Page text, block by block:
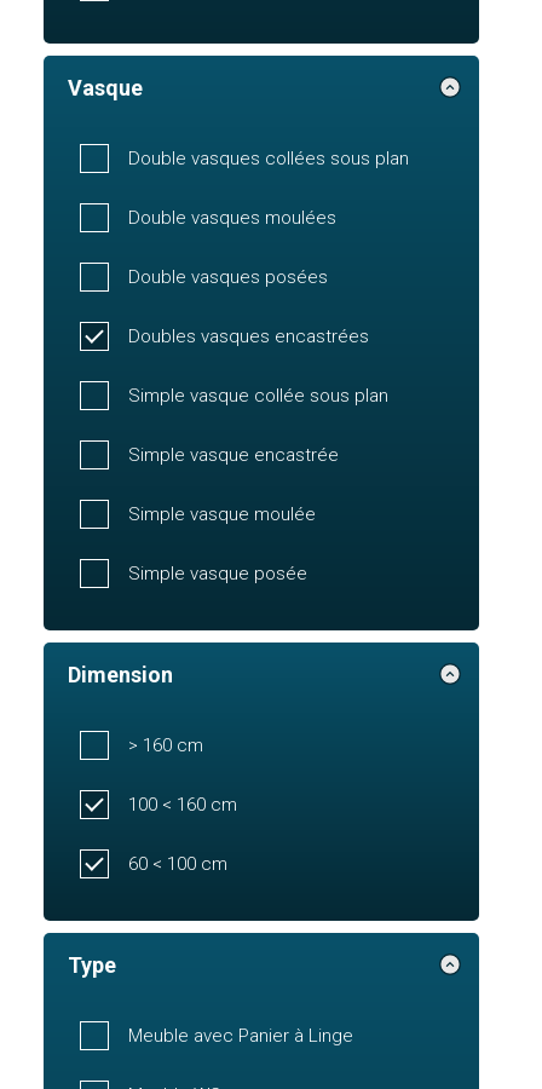
Vasque
Double vasques collées sous plan
Double vasques moulées
Double vasques posées
Doubles vasques encastrées
Simple vasque collée sous plan
Simple vasque encastrée
Simple vasque moulée
Simple vasque posée
Dimension
> 160 cm
100 < 160 cm
60 < 100 cm
Type
Meuble avec Panier à Linge